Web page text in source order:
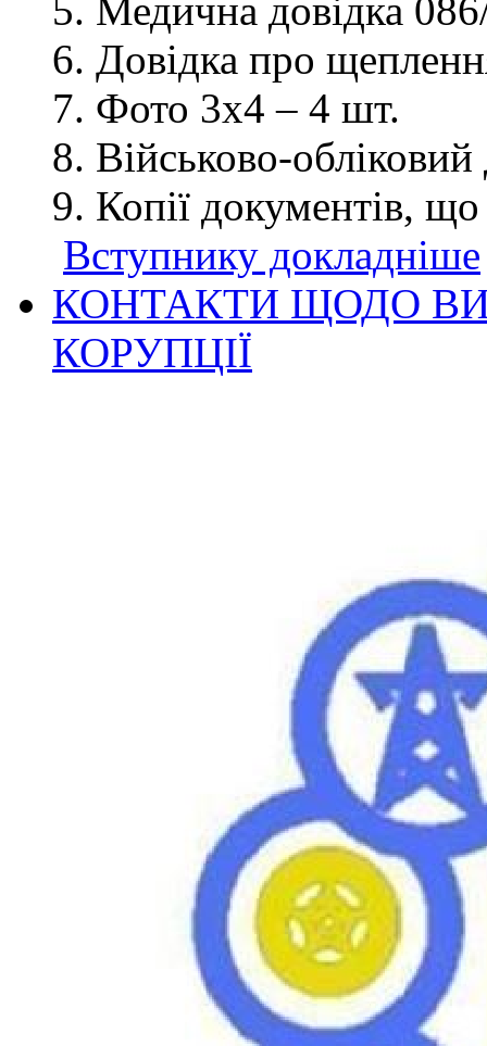
Медична довідка
Довідка про
Фото 3х4 – 4 шт.
Військово-
Копії документів,
Вступнику докладніше
КОНТАКТИ ЩОДО
КОРУПЦІЇ